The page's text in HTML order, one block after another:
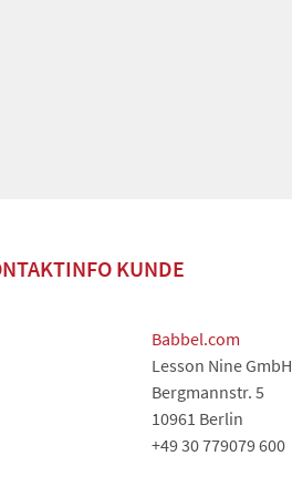
KUNDE
Babbel.com
Lesson Nine GmbH
Bergmannstr. 5
10961 Berlin
+49 30 779079 600